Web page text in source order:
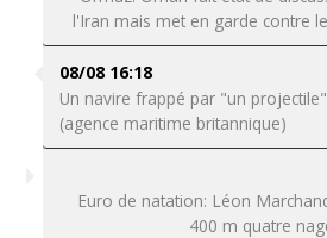
l'Iran mais met en garde contre
08/08 16:18
Un navire frappé par "un
(agence maritime britannique)
Euro de natation: Léon
400 m quatre